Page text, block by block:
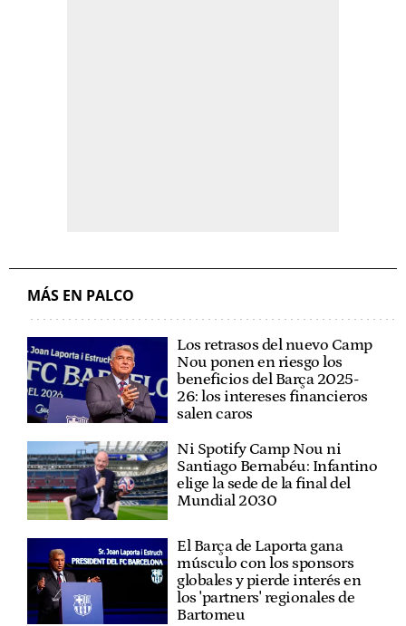
MÁS EN PALCO
Los retrasos del nuevo Camp
Nou ponen en riesgo los
beneficios del Barça 2025-
26: los intereses financieros
salen caros
Ni Spotify Camp Nou ni
Santiago Bernabéu: Infantino
elige la sede de la final del
Mundial 2030
El Barça de Laporta gana
músculo con los sponsors
globales y pierde interés en
los 'partners' regionales de
Bartomeu